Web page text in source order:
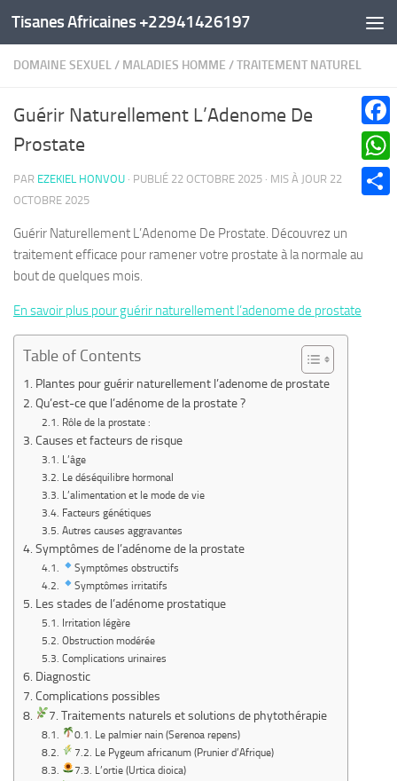
Au dessous du contenu
Tisanes Africaines +22941426197
DOMAINE SEXUEL/ MALADIES HOMME /TRAITEMENT NATUREL
Guérir Naturellement L’Adenome De
Prostate
PAR EZEKIEL HONVOU · PUBLIÉ 22 OCTOBRE 2025 · MIS À JOUR 22
OCTOBRE 2025
Guérir Naturellement L’Adenome De Prostate. Découvrez un
traitement efficace pour ramener votre prostate à la normale au
bout de quelques mois.
En savoir plus pour guérir naturellement l’adenome de prostate
Table of Contents
Plantes pour guérir naturellement l’adenome de prostate
Qu’est-ce que l’adénome de la prostate ?
Rôle de la prostate :
Causes et facteurs de risque
L’âge
Le déséquilibre hormonal
L’alimentation et le mode de vie
Facteurs génétiques
Autres causes aggravantes
Symptômes de l’adénome de la prostate
Symptômes obstructifs
Symptômes irritatifs
Les stades de l’adénome prostatique
Irritation légère
Obstruction modérée
Complications urinaires
Diagnostic
Complications possibles
7. Traitements naturels et solutions de phytothérapie
0.1. Le palmier nain (Serenoa repens)
7.2. Le Pygeum africanum (Prunier d’Afrique)
7.3. L’ortie (Urtica dioica)